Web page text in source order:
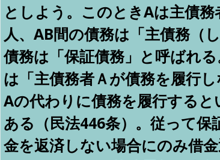
としよう。このときAは主債
人、AB間の債務は「主債務（
債務は「保証債務」と呼ばれ
は「主債務者Ａが債務を履行
Aの代わりに債務を履行する
ある（民法446条）。従って保
金を返済しない場合にのみ借